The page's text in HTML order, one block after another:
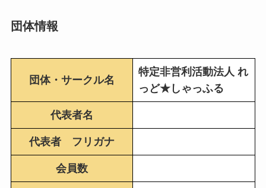
団体情報
団体・サークル名
特定非営利活動法人 れ
っど★しゃっふる
代表者名
代表者 フリガナ
会員数